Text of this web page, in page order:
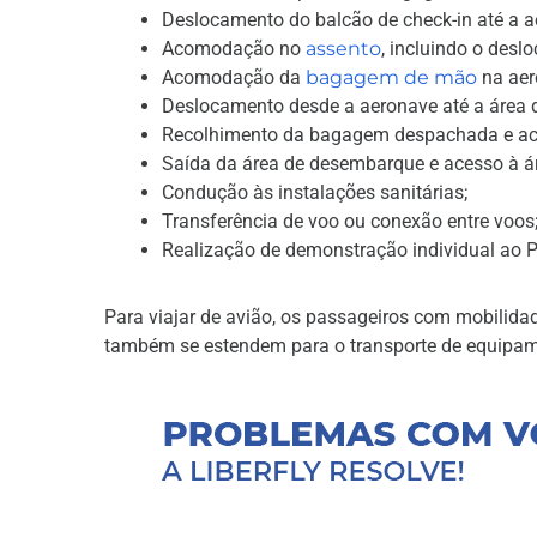
Deslocamento do balcão de check-in até a
Acomodação no assento, incluindo o
Acomodação da bagagem de mão na
Deslocamento desde a aeronave até a
Recolhimento da bagagem despachada e
Saída da área de desembarque e acesso à
Condução às instalações sanitárias;
Transferência de voo ou conexão entre
Realização de demonstração individual ao
Para viajar de avião, os passageiros com
também se estendem para o transporte de